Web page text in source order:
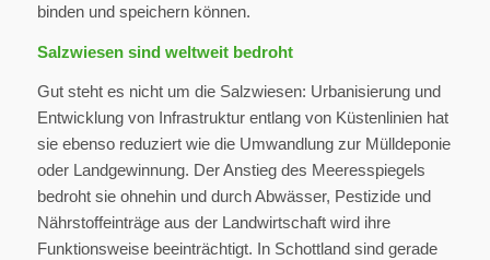
binden und speichern können.
Salzwiesen sind weltweit bedroht
Gut steht es nicht um die Salzwiesen: Urbanisierung und
Entwicklung von Infrastruktur entlang von Küstenlinien hat
sie ebenso reduziert wie die Umwandlung zur Mülldeponie
oder Landgewinnung. Der Anstieg des Meeresspiegels
bedroht sie ohnehin und durch Abwässer, Pestizide und
Nährstoffeinträge aus der Landwirtschaft wird ihre
Funktionsweise beeinträchtigt. In Schottland sind gerade